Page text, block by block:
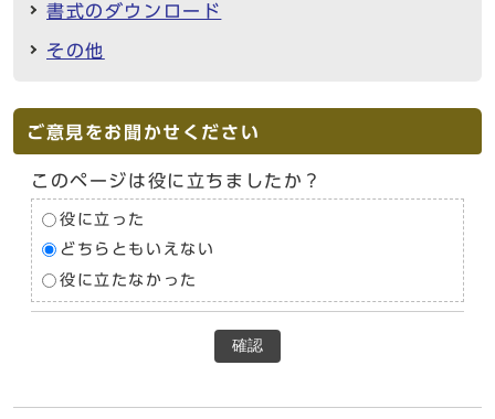
書式のダウンロード
その他
ご意見をお聞かせください
このページは役に立ちましたか？
役に立った
どちらともいえない
役に立たなかった
確認